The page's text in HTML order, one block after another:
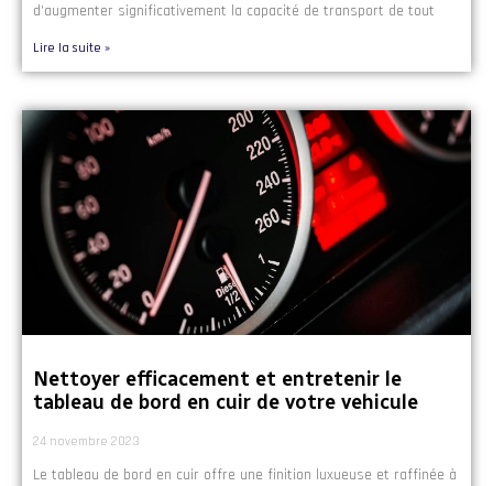
d’augmenter significativement la capacité de transport de tout
Lire la suite »
Nettoyer efficacement et entretenir le
tableau de bord en cuir de votre vehicule
24 novembre 2023
Le tableau de bord en cuir offre une finition luxueuse et raffinée à